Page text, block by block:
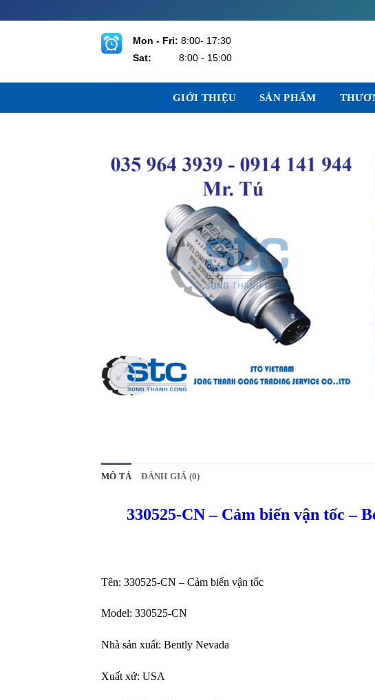
qua
Mon - Fri: 8:00- 17:30
Sat:
8:00 - 15:00
GIỚI THIỆU SẢN PHẨM
MÔ TẢ ĐÁNH GIÁ (0)
330525-CN – Cảm biến vận tốc –
Tên: 330525-CN – Cảm biến vận tốc
Model: 330525-CN
Nhà sản xuất: Bently Nevada
Xuất xứ: USA